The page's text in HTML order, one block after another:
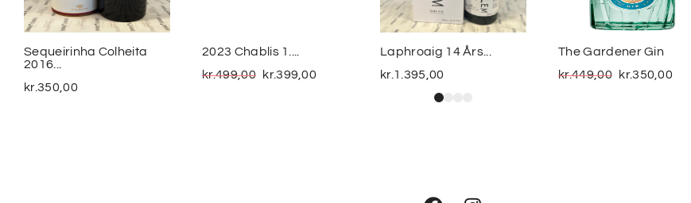
Sequeirinha Colheita
2016...
kr.350,00
2023 Chablis 1....
kr.499,00 kr.399,00
Laphroaig 14 Års...
kr. 1.395,00
The Gardener Gin
kr.449,00 kr.350,00